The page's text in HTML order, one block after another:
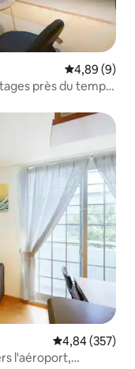
Évaluation
4,89 (9)
près du temple
Évaluation
4,84 (357)
l'aéroport,